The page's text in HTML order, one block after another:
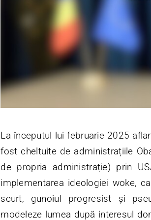
La începutul lui februarie 2025
fost cheltuite de administrațiile
de propria administrație) prin
implementarea ideologiei woke,
scurt, gunoiul progresist și
modeleze lumea după interesul